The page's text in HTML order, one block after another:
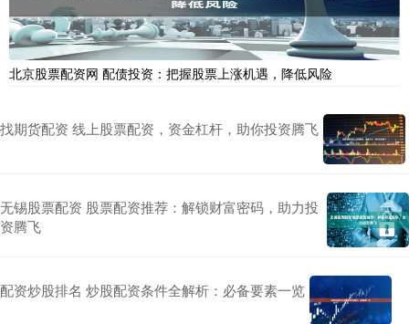
北京股票配资网 配债投资：把握股票上涨机遇，降低风险
找期货配资 线上股票配资，资金杠杆，助你投资腾飞
无锡股票配资 股票配资推荐：解锁财富密码，助力投
资腾飞
配资炒股排名 炒股配资条件全解析：必备要素一览